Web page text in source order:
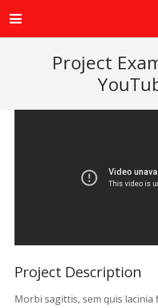
Project
Project Description
Morbi sagittis, sem quis lacinia